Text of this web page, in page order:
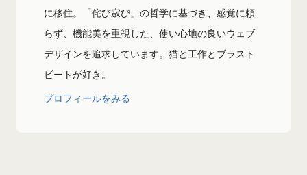
に移住。「侘び寂び」の哲学に基づき、感覚に頼
らず、機能美を重視した、使い心地の良いウェブ
デザインを追求しています。猫と工作とブラスト
ビートが好き。
プロフィールをみる